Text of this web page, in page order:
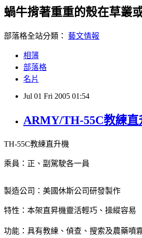
蝸牛揹著重重的殼在草叢
部落格全站分類： 藝文情報
相簿
部落格
名片
Jul 01 Fri 2005 01:54
ARMY/TH-55C教練直
TH-55C教練直升機
乘員：正、副駕駛各一員
製造公司：美國休斯公司研發製作
特性：本架直昇機靈活輕巧、操縱容易
功能：具有教練、偵查、搜索及農藥噴